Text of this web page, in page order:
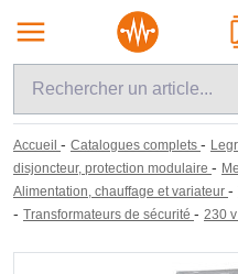
Accueil - Catalogues complets -
disjoncteur, protection modulaire -
Alimentation, chauffage et variateur -
- Transformateurs de sécurité - 230